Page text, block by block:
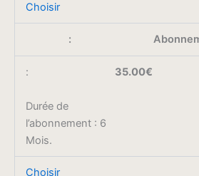
Choisir
35.00€
Durée de
l’abonnement : 6
Mois.
Choisir